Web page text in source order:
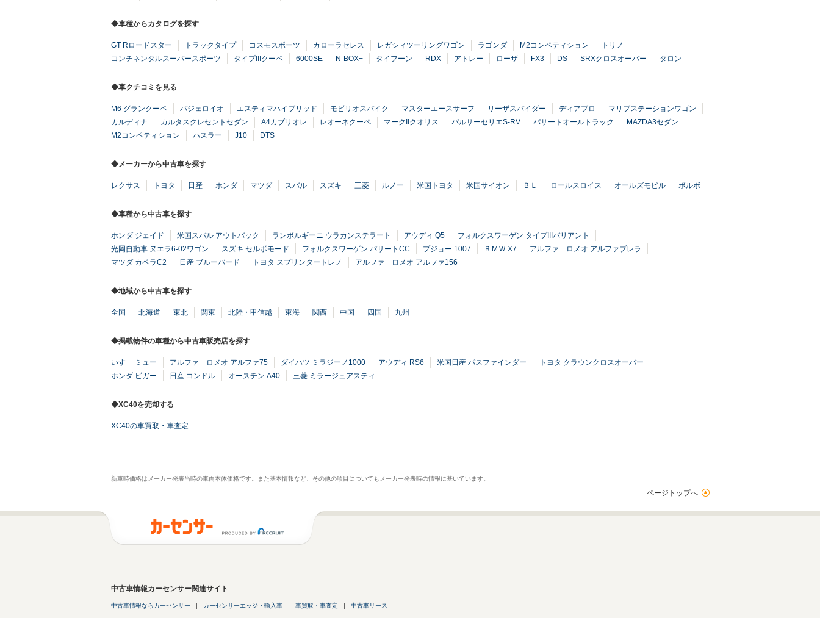
◆車種からカタログを探す
GT Rロードスター トラックタイプ コスモスポーツ カローラセレス レガシィツーリングワゴン ラゴンダ M2コンペティション
トリノ
コンチネンタルスーパースポーツ
タイプIIIクーペ 6000SE N-BOX+ タイフーン RDX アトレー ローザ FX3 DS SRXクロスオーバー タロン
◆車クチコミを見る
M6 グランクーペ パジェロイオ エスティマハイブリッド モビリオスパイク マスターエースサーフ リーザスパイダー ディアブロ
マリブステーションワゴン
カルディナ
カルタスクレセントセダン A4カブリオレ レオーネクーペ マークIIクオリス パルサーセリエS-RV パサートオールトラック
MAZDA3セダン
M2コンペティション
ハスラー J10 DTS
◆メーカーから中古車を探す
レクサス トヨタ 日産 ホンダ マツダ スバル スズキ 三菱 ルノー 米国トヨタ 米国サイオン ＢＬ ロールスロイス オールズモビル ボルボ
◆車種から中古車を探す
ホンダ ジェイド 米国スバル アウトバック ランボルギーニ ウラカンステラート アウディ Q5
フォルクスワーゲン タイプIIIバリアント
光岡自動車 ヌエラ6-02ワゴン
スズキ セルボモード フォルクスワーゲン パサートCC プジョー 1007 ＢＭＷ X7
アルファ ロメオ アルファブレラ
マツダ カペラC2
日産 ブルーバード トヨタ スプリンタートレノ アルファ ロメオ アルファ156
◆地域から中古車を探す
全国 北海道 東北 関東 北陸・甲信越 東海 関西 中国 四国 九州
◆掲載物件の車種から中古車販売店を探す
いすゞ ミュー アルファ ロメオ アルファ75 ダイハツ ミラジーノ1000 アウディ RS6 米国日産 パスファインダー
トヨタ クラウンクロスオーバー
ホンダ ビガー
日産 コンドル オースチン A40 三菱 ミラージュアスティ
◆XC40を売却する
XC40の車買取・車査定
新車時価格はメーカー発表当時の車両本体価格です。また基本情報など、その他の項目についてもメーカー発表時の情報に基いています。
ページトップへ
中古車情報カーセンサー関連サイト
中古車情報ならカーセンサー カーセンサーエッジ・輸入車 車買取・車査定 中古車リース